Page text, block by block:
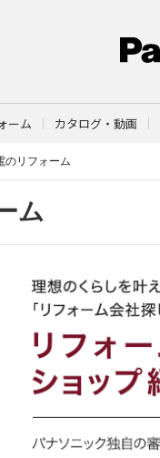
ーム カタログ・動画
のリフォーム
ム
くった電